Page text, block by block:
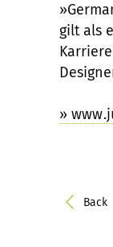
gilt als
»
Back